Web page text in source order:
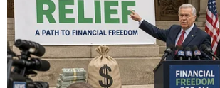
#Tổ chức Y tế Thế giới #Phòng chống dịch
#COVID-19
#SARS-CoV-2 #Biến thể